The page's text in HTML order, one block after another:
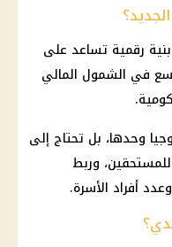
رقمية تساعد على
في الشمول المالي
وحدها، بل تحتاج إلى
وربط
أفراد الأسرة.